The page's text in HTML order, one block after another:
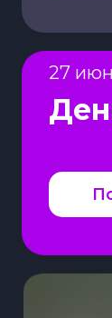
27